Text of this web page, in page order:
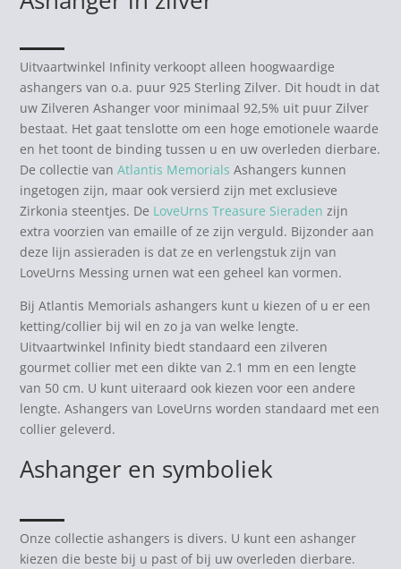
Uitvaartwinkel Infinity verkoopt alleen hoogwaardige
ashangers van o.a. puur 925 Sterling Zilver. Dit houdt in dat
uw Zilveren Ashanger voor minimaal 92,5% uit puur Zilver
bestaat. Het gaat tenslotte om een hoge emotionele waarde
en het toont de binding tussen u en uw overleden dierbare.
De collectie vanAtlantis Memorials Ashangers kunnen
ingetogen zijn, maar ook versierd zijn met exclusieve
Zirkonia steentjes. De LoveUrns Treasure Sieraden zijn
extra voorzien van emaille of ze zijn verguld. Bijzonder aan
deze lijn assieraden is dat ze en verlengstuk zijn van
LoveUrns Messing urnen wat een geheel kan vormen.
Bij Atlantis Memorials ashangers kunt u kiezen of u er een
ketting/collier bij wil en zo ja van welke lengte.
Uitvaartwinkel Infinity biedt standaard een zilveren
gourmet collier met een dikte van 2.1 mm en een lengte
van 50 cm. U kunt uiteraard ook kiezen voor een andere
lengte. Ashangers van LoveUrns worden standaard met een
collier geleverd.
Ashanger en symboliek
Onze collectie ashangers is divers. U kunt een ashanger
kiezen die beste bij u past of bij uw overleden dierbare.